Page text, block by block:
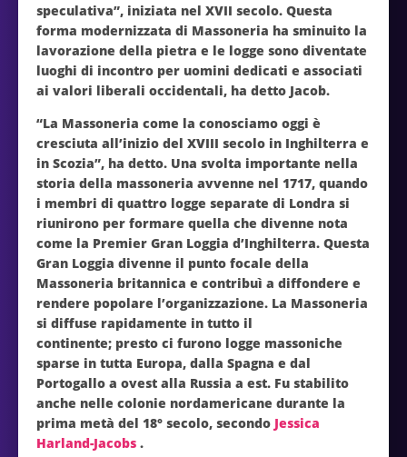
speculativa”, iniziata nel XVII secolo. Questa
forma modernizzata di Massoneria ha sminuito la
lavorazione della pietra e le logge sono diventate
luoghi di incontro per uomini dedicati e associati
ai valori liberali occidentali, ha detto Jacob.
“La Massoneria come la conosciamo oggi è
cresciuta all’inizio del XVIII secolo in Inghilterra e
in Scozia”, ​​ha detto. Una svolta importante nella
storia della massoneria avvenne nel 1717, quando
i membri di quattro logge separate di Londra si
riunirono per formare quella che divenne nota
come la Premier Gran Loggia d’Inghilterra. Questa
Gran Loggia divenne il punto focale della
Massoneria britannica e contribuì a diffondere e
rendere popolare l’organizzazione. La Massoneria
si diffuse rapidamente in tutto il
continente; presto ci furono logge massoniche
sparse in tutta Europa, dalla Spagna e dal
Portogallo a ovest alla Russia a est. Fu stabilito
anche nelle colonie nordamericane durante la
prima metà del 18° secolo, secondo Jessica
Harland-Jacobs .